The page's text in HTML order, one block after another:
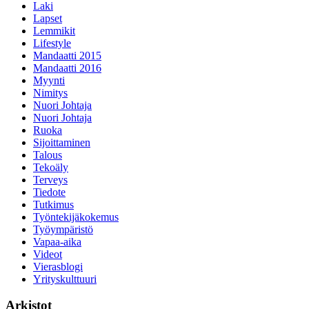
Laki
Lapset
Lemmikit
Lifestyle
Mandaatti 2015
Mandaatti 2016
Myynti
Nimitys
Nuori Johtaja
Nuori Johtaja
Ruoka
Sijoittaminen
Talous
Tekoäly
Terveys
Tiedote
Tutkimus
Työntekijäkokemus
Työympäristö
Vapaa-aika
Videot
Vierasblogi
Yrityskulttuuri
Arkistot